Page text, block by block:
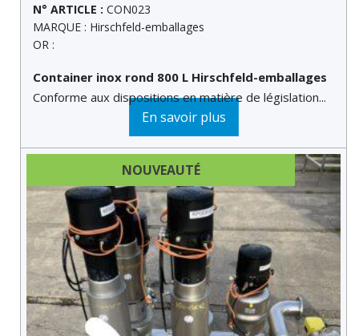
N° ARTICLE : CON023
MARQUE : Hirschfeld-emballages
OR :
En savoir plus
Container inox rond 800 L Hirschfeld-emballages
Conforme aux dispositions en matière de législation...
NOUVEAUTÉ